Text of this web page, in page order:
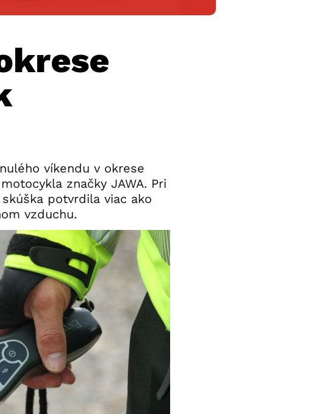
víkendu v okrese
značky JAWA. Pri
potvrdila viac ako
vzduchu.